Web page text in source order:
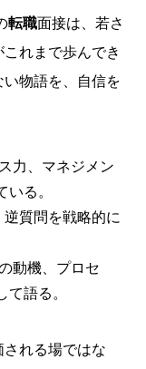
転職面接は、若さ
れまで歩んでき
物語を、自信を
力、マネジメン
いる。
逆質問を戦略的に
動機、プロセ
語る。
れる場ではな